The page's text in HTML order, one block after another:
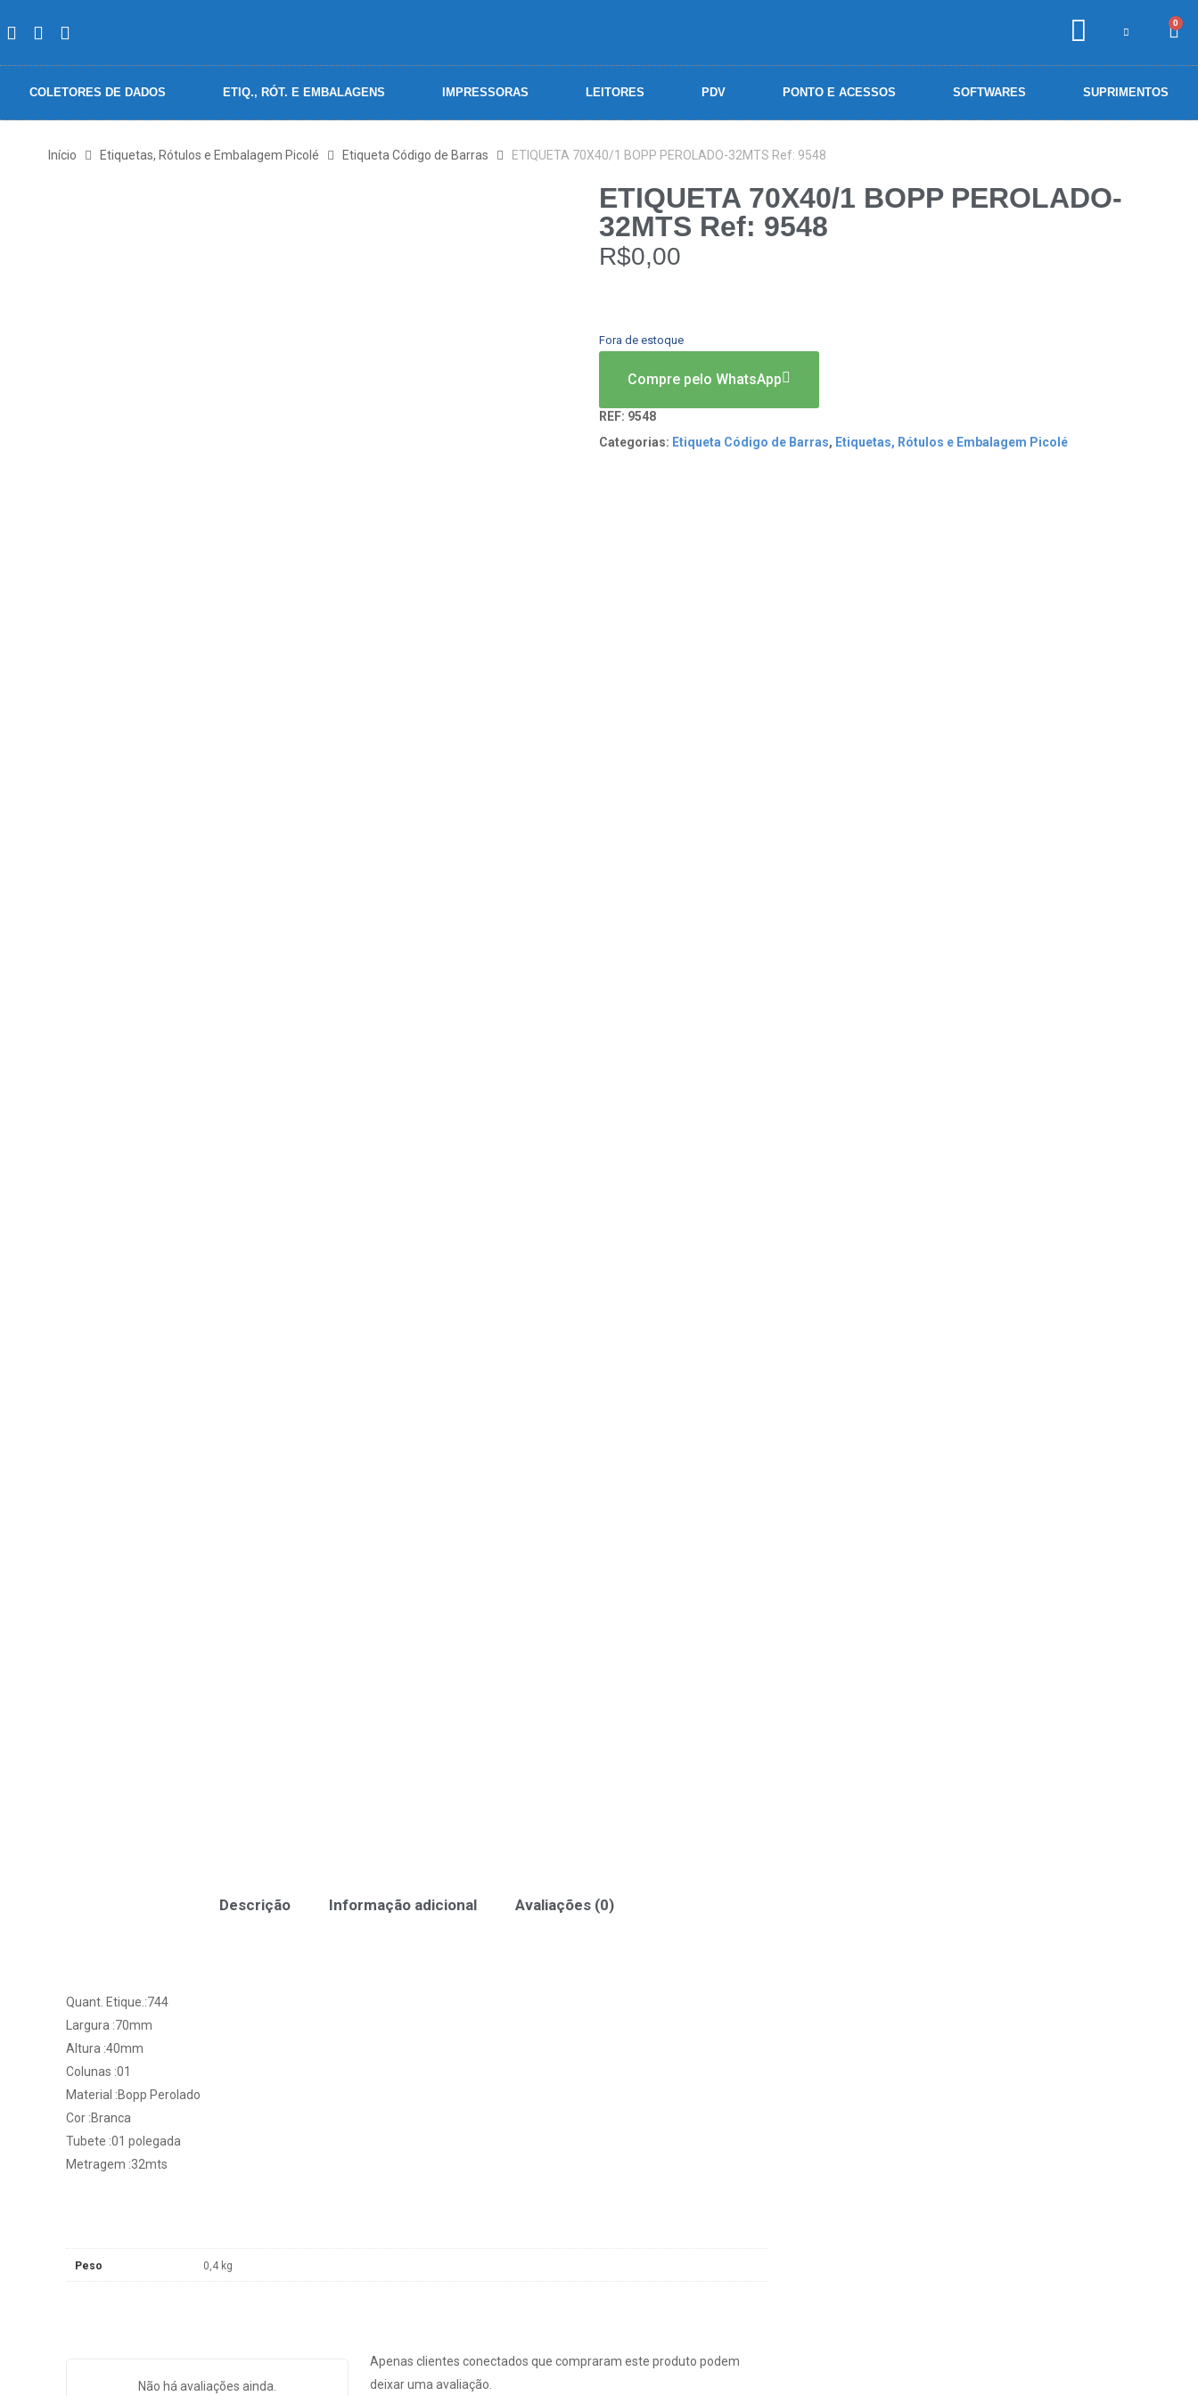
0
COLETORES DE DADOS ETIQ., RÓT. E EMBALAGENS IMPRESSORAS LEITORES PDV PONTO E ACESSOS SOFTWARES SUPRIMENTOS
Início Etiquetas, Rótulos e Embalagem Picolé Etiqueta Código de Barras ETIQUETA 70X40/1 BOPP PEROLADO-32MTS Ref: 9548
ETIQUETA 70X40/1 BOPP PEROLADO-
32MTS Ref: 9548
R$0,00
Fora de estoque
Compre pelo WhatsApp
REF: 9548
Categorias: Etiqueta Código de Barras, Etiquetas, Rótulos e Embalagem Picolé
Descrição Informação adicional Avaliações (0)
Quant. Etique.:744
Largura :70mm
Altura :40mm
Colunas :01
Material :Bopp Perolado
Cor :Branca
Tubete :01 polegada
Metragem :32mts
Peso 0,4 kg
Não há avaliações ainda.
Apenas clientes conectados que compraram este produto podem
deixar uma avaliação.